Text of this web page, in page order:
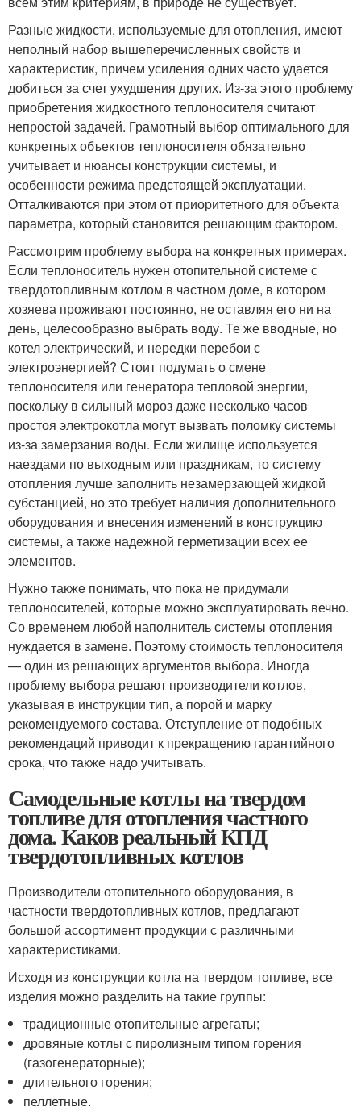
Разные жидкости, используемые для отопления, имеют
неполный набор вышеперечисленных свойств и
характеристик, причем усиления одних часто удается
добиться за счет ухудшения других. Из-за этого проблему
приобретения жидкостного теплоносителя считают
непростой задачей. Грамотный выбор оптимального для
конкретных объектов теплоносителя обязательно
учитывает и нюансы конструкции системы, и
особенности режима предстоящей эксплуатации.
Отталкиваются при этом от приоритетного для объекта
параметра, который становится решающим фактором.
Рассмотрим проблему выбора на конкретных примерах.
Если теплоноситель нужен отопительной системе с
твердотопливным котлом в частном доме, в котором
хозяева проживают постоянно, не оставляя его ни на
день, целесообразно выбрать воду. Те же вводные, но
котел электрический, и нередки перебои с
электроэнергией? Стоит подумать о смене
теплоносителя или генератора тепловой энергии,
поскольку в сильный мороз даже несколько часов
простоя электрокотла могут вызвать поломку системы
из-за замерзания воды. Если жилище используется
наездами по выходным или праздникам, то систему
отопления лучше заполнить незамерзающей жидкой
субстанцией, но это требует наличия дополнительного
оборудования и внесения изменений в конструкцию
системы, а также надежной герметизации всех ее
элементов.
Нужно также понимать, что пока не придумали
теплоносителей, которые можно эксплуатировать вечно.
Со временем любой наполнитель системы отопления
нуждается в замене. Поэтому стоимость теплоносителя
— один из решающих аргументов выбора. Иногда
проблему выбора решают производители котлов,
указывая в инструкции тип, а порой и марку
рекомендуемого состава. Отступление от подобных
рекомендаций приводит к прекращению гарантийного
срока, что также надо учитывать.
Самодельные котлы на твердом
топливе для отопления частного
дома. Каков реальный КПД
твердотопливных котлов
Производители отопительного оборудования, в
частности твердотопливных котлов, предлагают
большой ассортимент продукции с различными
характеристиками.
Исходя из конструкции котла на твердом топливе, все
изделия можно разделить на такие группы:
традиционные отопительные агрегаты;
дровяные котлы с пиролизным типом горения
(газогенераторные);
длительного горения;
пеллетные.